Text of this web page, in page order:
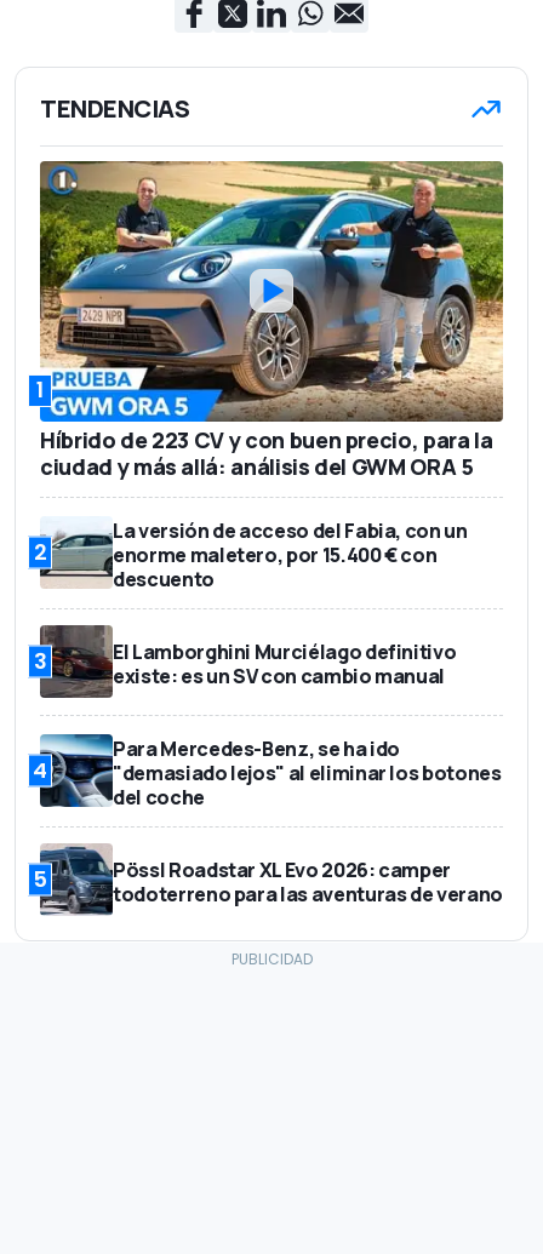
TENDENCIAS
1
Híbrido de 223 CV y con buen precio, para la
ciudad y más allá: análisis del GWM ORA 5
2
La versión de acceso del Fabia, con un
enorme maletero, por 15.400 € con
descuento
3
El Lamborghini Murciélago definitivo
existe: es un SV con cambio manual
4
Para Mercedes-Benz, se ha ido
"demasiado lejos" al eliminar los botones
del coche
5
Pössl Roadstar XL Evo 2026: camper
todoterreno para las aventuras de verano